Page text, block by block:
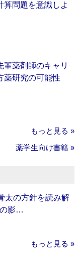
算問題を意識しよ
輩薬剤師のキャリ
薬研究の可能性
もっと見る »
薬学生向け書籍 »
太の方針を読み解
の影…
もっと見る »